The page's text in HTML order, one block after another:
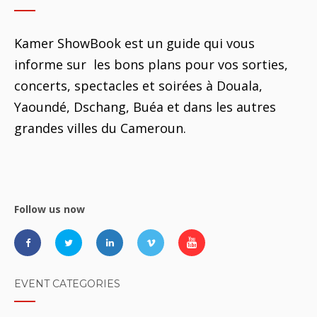
Kamer ShowBook est un guide qui vous
informe sur les bons plans pour vos sorties,
concerts, spectacles et soirées à Douala,
Yaoundé, Dschang, Buéa et dans les autres
grandes villes du Cameroun.
Follow us now
EVENT CATEGORIES